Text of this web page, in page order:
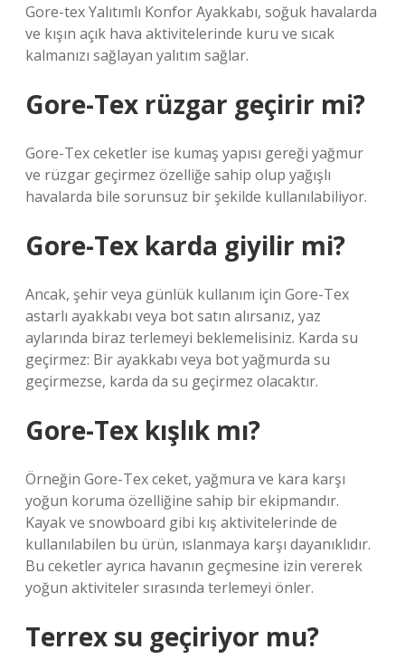
Gore-tex Yalıtımlı Konfor Ayakkabı, soğuk havalarda
ve kışın açık hava aktivitelerinde kuru ve sıcak
kalmanızı sağlayan yalıtım sağlar.
Gore-Tex rüzgar geçirir mi?
Gore-Tex ceketler ise kumaş yapısı gereği yağmur
ve rüzgar geçirmez özelliğe sahip olup yağışlı
havalarda bile sorunsuz bir şekilde kullanılabiliyor.
Gore-Tex karda giyilir mi?
Ancak, şehir veya günlük kullanım için Gore-Tex
astarlı ayakkabı veya bot satın alırsanız, yaz
aylarında biraz terlemeyi beklemelisiniz. Karda su
geçirmez: Bir ayakkabı veya bot yağmurda su
geçirmezse, karda da su geçirmez olacaktır.
Gore-Tex kışlık mı?
Örneğin Gore-Tex ceket, yağmura ve kara karşı
yoğun koruma özelliğine sahip bir ekipmandır.
Kayak ve snowboard gibi kış aktivitelerinde de
kullanılabilen bu ürün, ıslanmaya karşı dayanıklıdır.
Bu ceketler ayrıca havanın geçmesine izin vererek
yoğun aktiviteler sırasında terlemeyi önler.
Terrex su geçiriyor mu?